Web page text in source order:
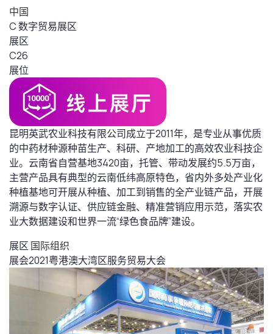
中国
C 数字贸易展区
展区
C26
展位
昆明英武农业科技有限公司成立于2011年，是专业从事优质
的中药材种源种苗生产、科研、产地加工的高效农业科技企
业。云南省自营基地3420亩，托管、带动发展约5.5万亩，
主营产品具有典型的云南低纬高原特色，省内外多处产业化
种植基地可开展从种植、加工到销售的全产业链产品，开展
溯源与数字认证、供应链金融、精准营销应用示范，落实农
业大数据建设和世界一流“绿色食品牌”建设。
展区 国际组织
展会2021粤港澳大湾区服务贸易大会